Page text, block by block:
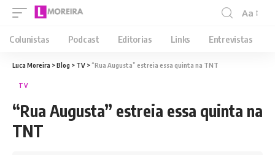
Aa
Colunistas Podcast Editorias Links Entrevistas
Luca Moreira >Blog > TV > “Rua Augusta” estreia essa quinta na TNT
TV
“Rua Augusta” estreia essa quinta na
TNT